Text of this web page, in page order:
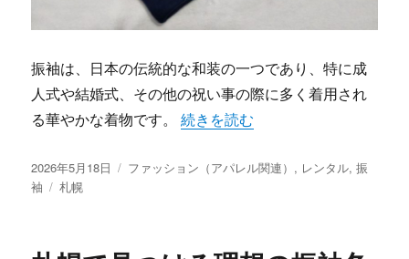
振袖は、日本の伝統的な和装の一つであり、特に成
人式や結婚式、その他の祝い事の際に多く着用され
る華やかな着物です。“札幌で見つける理想の振袖レン
続きを読む
投
稿
2026年5月18日
カ
ファッション（アパレル関連） , レンタル,振
袖
タ
札幌